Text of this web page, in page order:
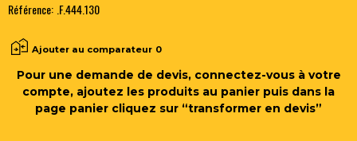
Référence: .F.444.130
Ajouter au comparateur 0
Pour une demande de devis, connectez-vous à votre
compte, ajoutez les produits au panier puis dans la
page panier cliquez sur “transformer en devis”